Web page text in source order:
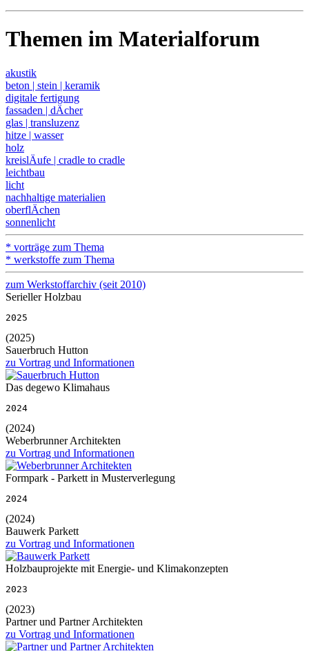
Themen im Materialforum
akustik
beton | stein | keramik
digitale fertigung
fassaden | dÄcher
glas | transluzenz
hitze | wasser
holz
kreislÄufe | cradle to cradle
leichtbau
licht
nachhaltige materialien
oberflÄchen
sonnenlicht
* vorträge zum Thema
* werkstoffe zum Thema
zum Werkstoffarchiv (seit 2010)
Serieller Holzbau
2025
(2025)
Sauerbruch Hutton
zu Vortrag und Informationen
Das degewo Klimahaus
2024
(2024)
Weberbrunner Architekten
zu Vortrag und Informationen
Formpark - Parkett in Musterverlegung
2024
(2024)
Bauwerk Parkett
zu Vortrag und Informationen
Holzbauprojekte mit Energie- und Klimakonzepten
2023
(2023)
Partner und Partner Architekten
zu Vortrag und Informationen